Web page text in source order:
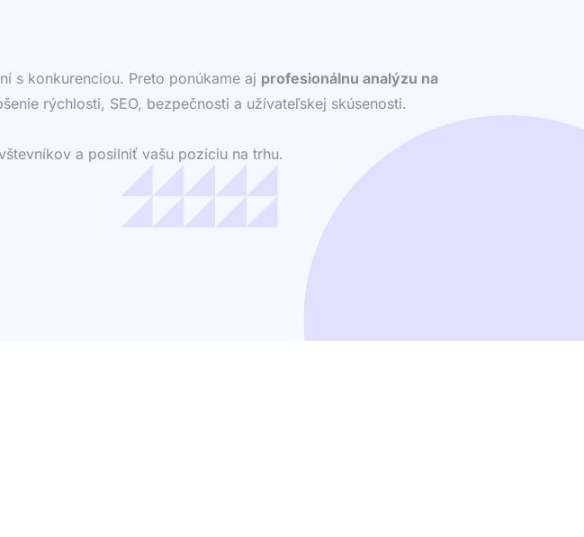
s konkurenciou. Preto ponúkame aj profesionálnu analýzu na
rýchlosti, SEO, bezpečnosti a užívateľskej skúsenosti.
a posilniť vašu pozíciu na trhu.